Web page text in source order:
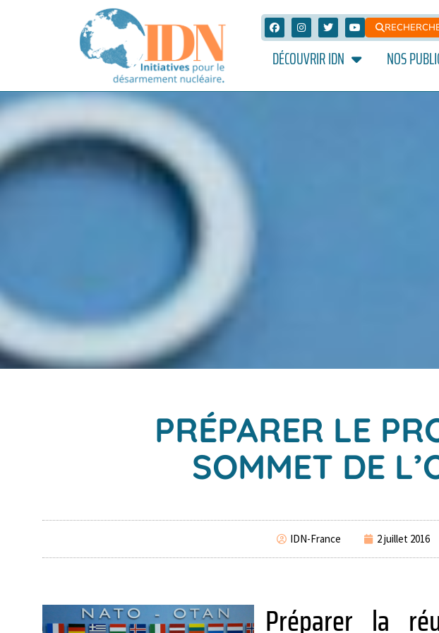
DÉCOUVRIR IDN NOS
PRÉPARER LE
SOMMET DE
IDN-France 2 juillet 2016
Préparer la